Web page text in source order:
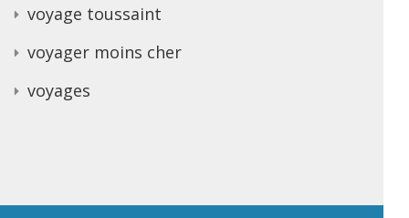
voyage toussaint
voyager moins cher
voyages